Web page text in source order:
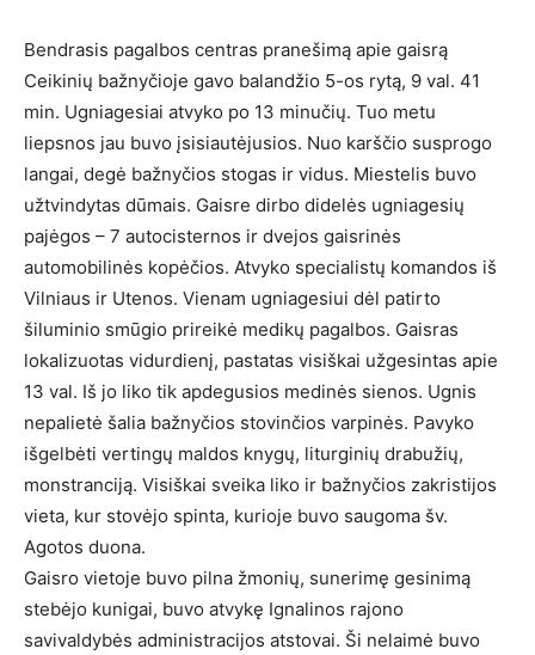
Bendrasis pagalbos centras pranešimą apie gaisrą
Ceikinių bažnyčioje gavo balandžio 5-os rytą, 9 val. 41
min. Ugniagesiai atvyko po 13 minučių. Tuo metu
liepsnos jau buvo įsisiautėjusios. Nuo karščio susprogo
langai, degė bažnyčios stogas ir vidus. Miestelis buvo
užtvindytas dūmais. Gaisre dirbo didelės ugniagesių
pajėgos – 7 autocisternos ir dvejos gaisrinės
automobilinės kopėčios. Atvyko specialistų komandos iš
Vilniaus ir Utenos. Vienam ugniagesiui dėl patirto
šiluminio smūgio prireikė medikų pagalbos. Gaisras
lokalizuotas vidurdienį, pastatas visiškai užgesintas apie
13 val. Iš jo liko tik apdegusios medinės sienos. Ugnis
nepalietė šalia bažnyčios stovinčios varpinės. Pavyko
išgelbėti vertingų maldos knygų, liturginių drabužių,
monstranciją. Visiškai sveika liko ir bažnyčios zakristijos
vieta, kur stovėjo spinta, kurioje buvo saugoma šv.
Agotos duona.
Gaisro vietoje buvo pilna žmonių, sunerimę gesinimą
stebėjo kunigai, buvo atvykę Ignalinos rajono
savivaldybės administracijos atstovai. Ši nelaimė buvo